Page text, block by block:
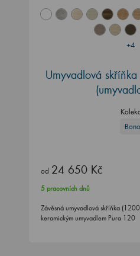
+4
Umyvadlová
Bono
od 24 650 Kč
5 pracovních dnů
Závěsná umyvadlová skříňka
keramickým umyvadlem Pura 120